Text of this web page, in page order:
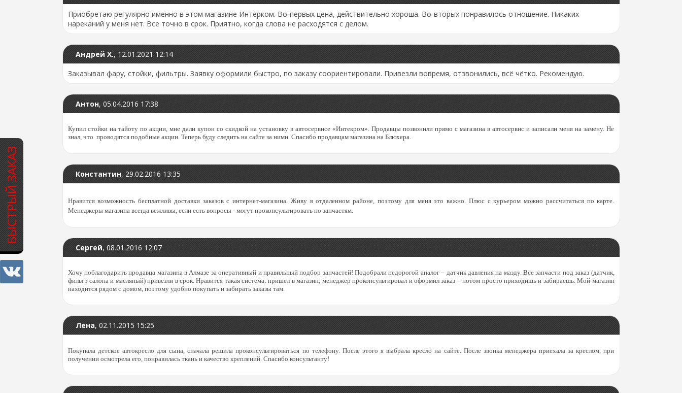
БЫСТРЫЙ ЗАКАЗ
Приобретаю регулярно именно в этом магазине Интерком. Во-первых цена, действительно хороша. Во-вторых понравилось отношение. Никаких
нареканий у меня нет. Все точно в срок. Приятно, когда слова не расходятся с делом.
Андрей Х., 12.01.2021 12:14
Заказывал фару, стойки, фильтры. Заявку оформили быстро, по заказу соориентировали. Привезли вовремя, отзвонились, всё чётко. Рекомендую.
Антон,05.04.2016 17:38
Купил стойки на тайоту по акции, мне дали купон со скидкой на установку в автосервисе «Интекром». Продавцы позвонили прямо с магазина в автосервис и записали меня на замену. Не
знал, что проводятся подобные акции. Теперь буду следить на сайте за ними. Спасибо продавцам магазина на Блюхера.
Константин, 29.02.2016 13:35
Нравится возможность бесплатной доставки заказов с интернет-магазина. Живу в отдаленном районе, поэтому для меня это важно. Плюс с курьером можно рассчитаться по карте.
Менеджеры магазина всегда вежливы, если есть вопросы - могут проконсультировать по запчастям.
Сергей,08.01.2016 12:07
Хочу поблагодарить продавца магазина в Алмазе за оперативный и правильный подбор запчастей! Подобрали недорогой аналог – датчик давления на мазду. Все запчасти под заказ (датчик,
фильтр салона и масляный) привезли в срок. Нравится такая система: пришел в магазин, менеджер проконсультировал и оформил заказ – потом просто приходишь и забираешь. Мой магазин
находится рядом с домом, поэтому удобно покупать и забирать заказы там.
Лена, 02.11.2015 15:25
Покупала детское автокресло для сына, сначала решила проконсультироваться по телефону. После этого я выбрала кресло на сайте. После звонка менеджера приехала за креслом, при
получении осмотрела его, понравилась ткань и качество креплений. Спасибо консультанту!